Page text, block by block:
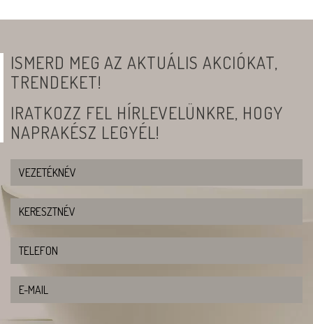
ISMERD MEG AZ AKTUÁLIS AKCIÓKAT,
TRENDEKET!
IRATKOZZ FEL HÍRLEVELÜNKRE, HOGY
NAPRAKÉSZ LEGYÉL!